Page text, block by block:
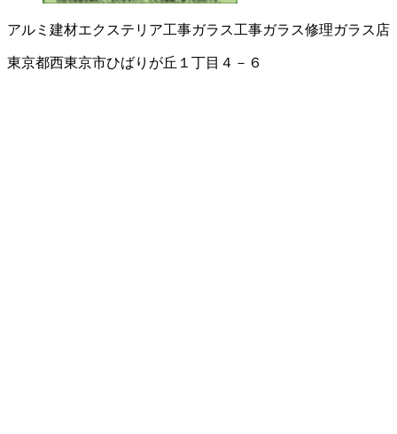
アルミ建材エクステリア工事ガラス工事ガラス修理ガラス店
東京都西東京市ひばりが丘１丁目４－６